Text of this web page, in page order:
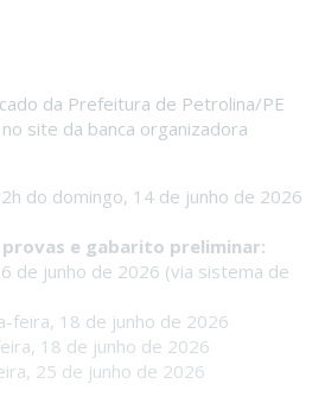
da Prefeitura de Petrolina/PE
site da banca organizadora
do domingo, 14 de junho de 2026
e gabarito preliminar:
de junho de 2026 (via sistema de
feira, 18 de junho de 2026
18 de junho de 2026
25 de junho de 2026